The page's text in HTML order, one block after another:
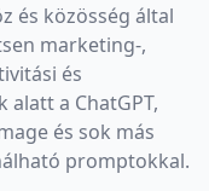
és közösség által
marketing-,
és
a ChatGPT,
és sok más
promptokkal.